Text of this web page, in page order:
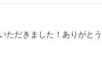
ただきました！ありがとう